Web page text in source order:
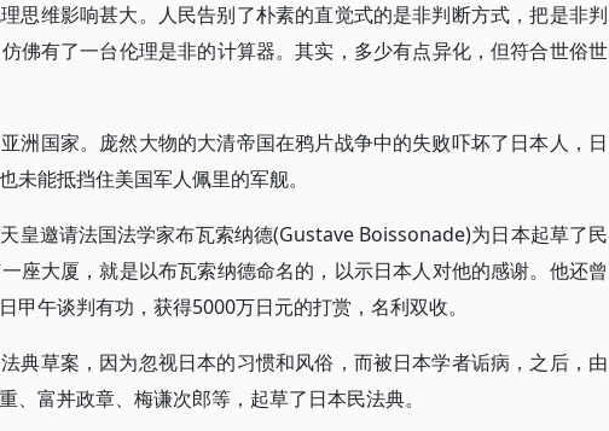
思维影响甚大。人民告别了朴素的直觉式的是非判断方式，把是非判
佛有了一台伦理是非的计算器。其实，多少有点异化，但符合世俗世
洲国家。庞然大物的大清帝国在鸦片战争中的失败吓坏了日本人，日
未能抵挡住美国军人佩里的军舰。
皇邀请法国法学家布瓦索纳德(Gustave Boissonade)为日本起草了民
座大厦，就是以布瓦索纳德命名的，以示日本人对他的感谢。他还曾
甲午谈判有功，获得5000万日元的打赏，名利双收。
典草案，因为忽视日本的习惯和风俗，而被日本学者诟病，之后，由
、富丼政章、梅谦次郎等，起草了日本民法典。